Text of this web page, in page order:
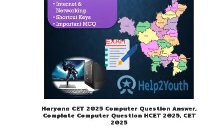
Haryana CET 2025 Computer Question Answer,
Complate Computer Question HCET 2025, CET
2025